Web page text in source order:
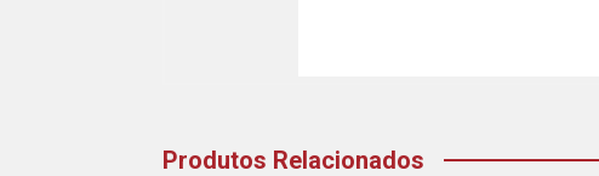
Produtos Relacionados